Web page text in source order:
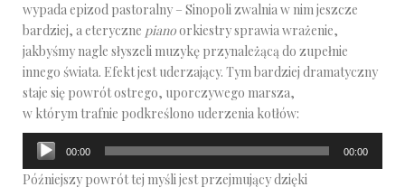
wypada epizod pastoralny – Sinopoli zwalnia w nim jeszcze
bardziej, a eteryczne pianoorkiestry sprawia wrażenie,
jakbyśmy nagle słyszeli muzykę przynależącą do zupełnie
innego świata. Efekt jest uderzający. Tym bardziej dramatyczny
staje się powrót ostrego, uporczywego marsza,
w którym trafnie podkreślono uderzenia kotłów:
Odtwarzacz
plików
00:00 00:00
Późniejszy powrót tej myśli jest przejmujący dzięki